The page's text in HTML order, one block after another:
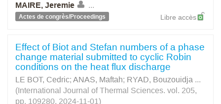
MAIRE, Jeremie
...
Actes de congrès/Proceedings Libre accès
Effect of Biot and Stefan numbers of a phase
change material submitted to cyclic Robin
conditions on the heat flux discharge
LE BOT, Cedric; ANAS, Maftah; RYAD, Bouzouidja ...
(International Journal of Thermal Sciences. vol. 205,
pp. 109280, 2024-11-01)